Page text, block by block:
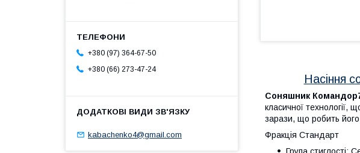
Насіння
Соняшник
класичної технології,
зарази, що робить його
Фракція Стандарт
+380 (97) 364-67-50
+380 (66) 273-47-24
kabachenko4@gmail.com